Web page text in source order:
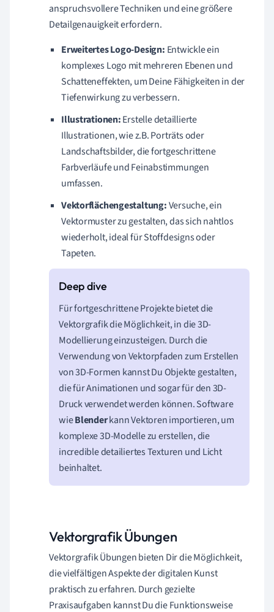
anspruchsvollere Techniken und eine größere
Detailgenauigkeit erfordern.
Erweitertes Logo-Design: Entwickle ein
komplexes Logo mit mehreren Ebenen und
Schatteneffekten, um Deine Fähigkeiten in der
Tiefenwirkung zu verbessern.
Illustrationen:Erstelle detaillierte
Illustrationen, wie z.B. Porträts oder
Landschaftsbilder, die fortgeschrittene
Farbverläufe und Feinabstimmungen
umfassen.
Vektorflächengestaltung:Versuche, ein
Vektormuster zu gestalten, das sich nahtlos
wiederholt, ideal für Stoffdesigns oder
Tapeten.
Für fortgeschrittene Projekte bietet die
Vektorgrafik die Möglichkeit, in die 3D-
Modellierung einzusteigen. Durch die
Verwendung von Vektorpfaden zum Erstellen
von 3D-Formen kannst Du Objekte gestalten,
die für Animationen und sogar für den 3D-
Druck verwendet werden können. Software
wieBlenderkann Vektoren importieren, um
komplexe 3D-Modelle zu erstellen, die
incredible detailiertes Texturen und Licht
beinhaltet.
Vektorgrafik Übungen
Vektorgrafik Übungen bieten Dir die Möglichkeit,
die vielfältigen Aspekte der digitalen Kunst
praktisch zu erfahren. Durch gezielte
Praxisaufgaben kannst Du die Funktionsweise